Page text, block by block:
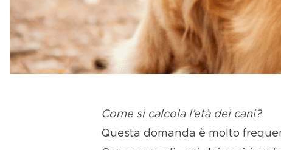
Come si calcola l’età dei cani?
Questa domanda è molto